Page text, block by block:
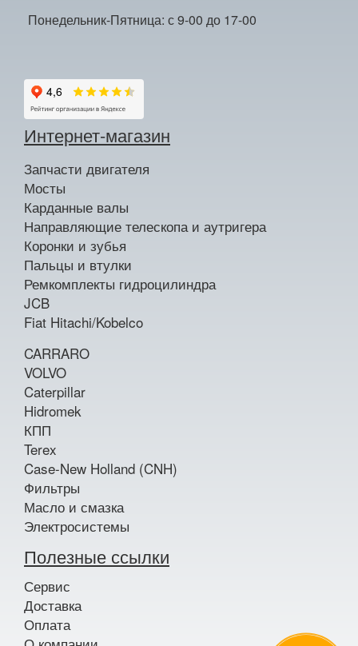
Понедельник-Пятница: с 9-00 до 17-00
Интернет-магазин
Запчасти двигателя
Мосты
Карданные валы
Направляющие телескопа и аутригера
Коронки и зубья
Пальцы и втулки
Ремкомплекты гидроцилиндра
JCB
Fiat Hitachi/Kobelco
CARRARO
VOLVO
Caterpillar
Hidromek
КПП
Terex
Case-New Holland (CNH)
Фильтры
Масло и смазка
Электросистемы
Полезные ссылки
Сервис
Доставка
Оплата